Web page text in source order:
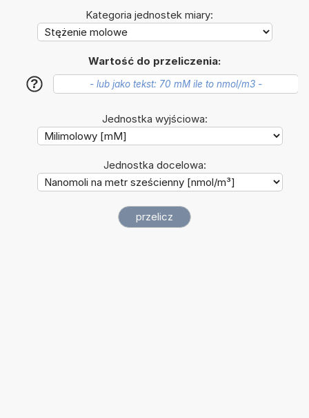
Kategoria jednostek miary:
Wartość do przeliczenia:
?
Jednostka wyjściowa:
Jednostka docelowa: